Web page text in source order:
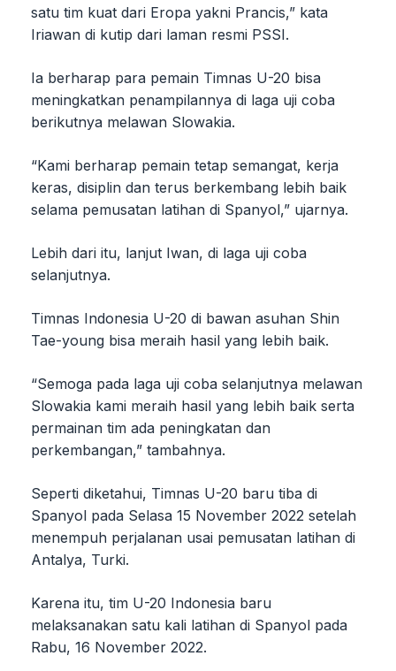
satu tim kuat dari Eropa yakni Prancis,” kata
Iriawan di kutip dari laman resmi PSSI.
Ia berharap para pemain Timnas U-20 bisa
meningkatkan penampilannya di laga uji coba
berikutnya melawan Slowakia.
“Kami berharap pemain tetap semangat, kerja
keras, disiplin dan terus berkembang lebih baik
selama pemusatan latihan di Spanyol,” ujarnya.
Lebih dari itu, lanjut Iwan, di laga uji coba
selanjutnya.
Timnas Indonesia U-20 di bawan asuhan Shin
Tae-young bisa meraih hasil yang lebih baik.
“Semoga pada laga uji coba selanjutnya melawan
Slowakia kami meraih hasil yang lebih baik serta
permainan tim ada peningkatan dan
perkembangan,” tambahnya.
Seperti diketahui, Timnas U-20 baru tiba di
Spanyol pada Selasa 15 November 2022 setelah
menempuh perjalanan usai pemusatan latihan di
Antalya, Turki.
Karena itu, tim U-20 Indonesia baru
melaksanakan satu kali latihan di Spanyol pada
Rabu, 16 November 2022.